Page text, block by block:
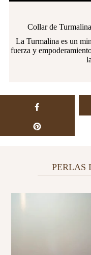
Collar de
La Turmalina es un
fuerza y
PERLAS